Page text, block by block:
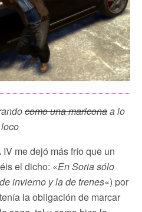
como una mariconaa lo
loco
me dejó más frío que un
el dicho: «En Soria sólo
invierno y la de trenes«) por
la obligación de marcar